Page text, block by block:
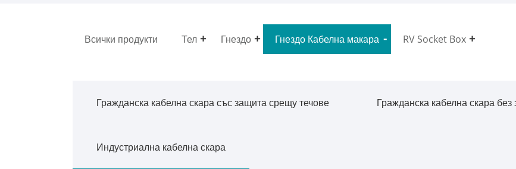
Всички продукти Тел Гнездо Гнездо Кабелна макара RV Socket Box
Гражданска кабелна скара със защита срещу течове Гражданска кабелна скара
Индустриална кабелна скара